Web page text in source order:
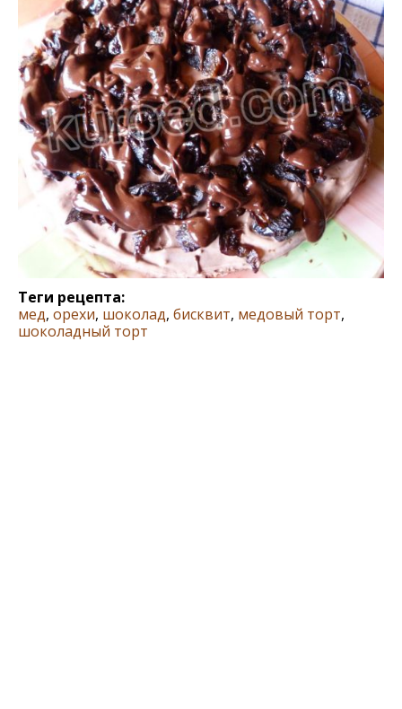
Теги рецепта:
мед, орехи, шоколад, бисквит, медовый торт,
шоколадный торт